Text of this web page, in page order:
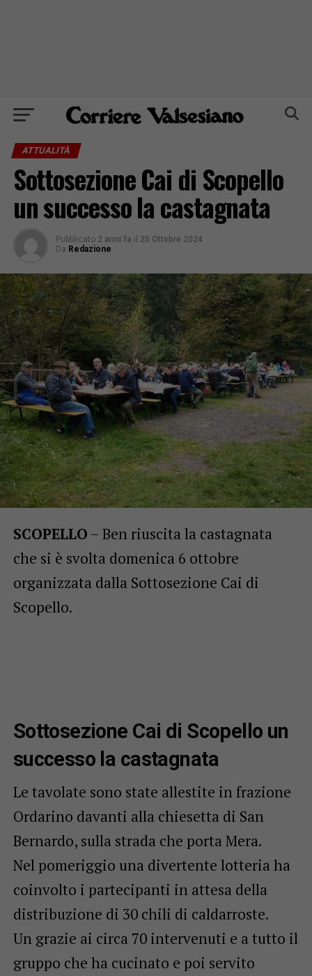
ATTUALITÀ
Sottosezione Cai di Scopello
un successo la castagnata
Pubblicato 2 anni fa il 25 Ottobre 2024
Da Redazione
SCOPELLO – Ben riuscita la castagnata
che si è svolta domenica 6 ottobre
organizzata dalla Sottosezione Cai di
Scopello.
Sottosezione Cai di Scopello un
successo la castagnata
Le tavolate sono state allestite in frazione
Ordarino davanti alla chiesetta di San
Bernardo, sulla strada che porta Mera.
Nel pomeriggio una divertente lotteria ha
coinvolto i partecipanti in attesa della
distribuzione di 30 chili di caldarroste.
Un grazie ai circa 70 intervenuti e a tutto il
gruppo che ha cucinato e poi servito